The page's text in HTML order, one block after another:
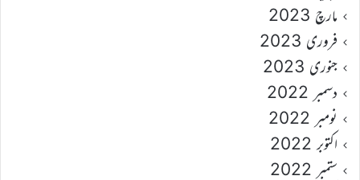
مارچ 2023
فروری 2023
جنوری 2023
دسمبر 2022
نومبر 2022
اکتوبر 2022
ستمبر 2022